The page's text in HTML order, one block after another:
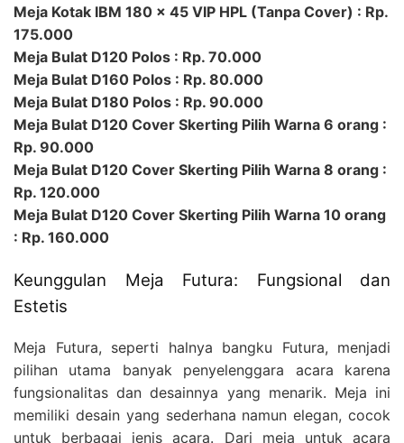
Meja Kotak IBM 180 x 45 VIP HPL (Tanpa Cover) : Rp.
175.000
Meja Bulat D120 Polos : Rp. 70.000
Meja Bulat D160 Polos : Rp. 80.000
Meja Bulat D180 Polos : Rp. 90.000
Meja Bulat D120 Cover Skerting Pilih Warna 6 orang :
Rp. 90.000
Meja Bulat D120 Cover Skerting Pilih Warna 8 orang :
Rp. 120.000
Meja Bulat D120 Cover Skerting Pilih Warna 10 orang
: Rp. 160.000
Keunggulan Meja Futura: Fungsional dan
Estetis
Meja Futura, seperti halnya bangku Futura, menjadi
pilihan utama banyak penyelenggara acara karena
fungsionalitas dan desainnya yang menarik. Meja ini
memiliki desain yang sederhana namun elegan, cocok
untuk berbagai jenis acara. Dari meja untuk acara